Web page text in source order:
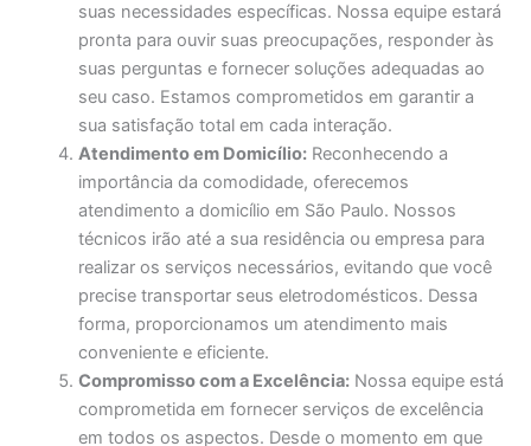
suas necessidades específicas. Nossa equipe estará
pronta para ouvir suas preocupações, responder às
suas perguntas e fornecer soluções adequadas ao
seu caso. Estamos comprometidos em garantir a
sua satisfação total em cada interação.
Atendimento em Domicílio: Reconhecendo a
importância da comodidade, oferecemos
atendimento a domicílio em São Paulo. Nossos
técnicos irão até a sua residência ou empresa para
realizar os serviços necessários, evitando que você
precise transportar seus eletrodomésticos. Dessa
forma, proporcionamos um atendimento mais
conveniente e eficiente.
Compromisso com a Excelência: Nossa equipe está
comprometida em fornecer serviços de excelência
em todos os aspectos. Desde o momento em que